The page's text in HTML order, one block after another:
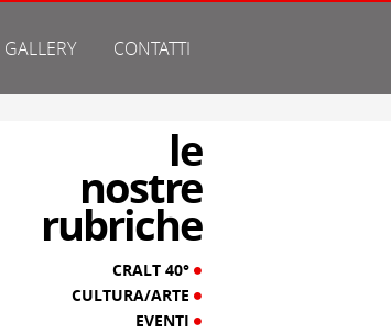
GALLERY CONTATTI
le
nostre
rubriche
CRALT 40°
CULTURA/ARTE
EVENTI